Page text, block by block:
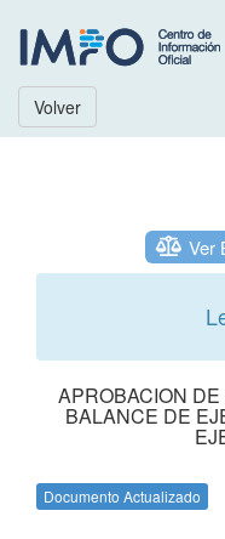
Volver
Ver
APROBACION
BALANCE DE
Documento Actualizado